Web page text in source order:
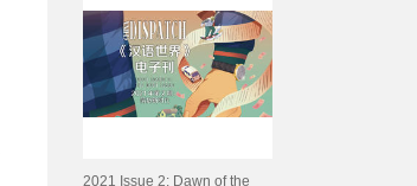
2021 Issue 2: Dawn of the